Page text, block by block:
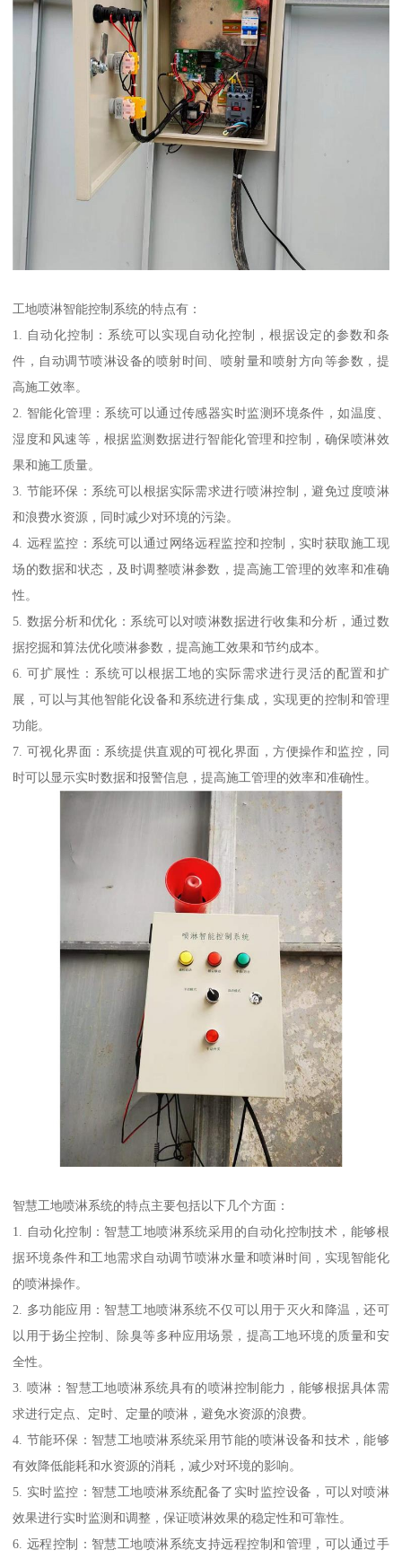
工地喷淋智能控制系统的特点有：
1. 自动化控制：系统可以实现自动化控制，根据设定的参数和条
件，自动调节喷淋设备的喷射时间、喷射量和喷射方向等参数，提
高施工效率。
2. 智能化管理：系统可以通过传感器实时监测环境条件，如温度、
湿度和风速等，根据监测数据进行智能化管理和控制，确保喷淋效
果和施工质量。
3. 节能环保：系统可以根据实际需求进行喷淋控制，避免过度喷淋
和浪费水资源，同时减少对环境的污染。
4. 远程监控：系统可以通过网络远程监控和控制，实时获取施工现
场的数据和状态，及时调整喷淋参数，提高施工管理的效率和准确
性。
5. 数据分析和优化：系统可以对喷淋数据进行收集和分析，通过数
据挖掘和算法优化喷淋参数，提高施工效果和节约成本。
6. 可扩展性：系统可以根据工地的实际需求进行灵活的配置和扩
展，可以与其他智能化设备和系统进行集成，实现更的控制和管理
功能。
7. 可视化界面：系统提供直观的可视化界面，方便操作和监控，同
时可以显示实时数据和报警信息，提高施工管理的效率和准确性。
智慧工地喷淋系统的特点主要包括以下几个方面：
1. 自动化控制：智慧工地喷淋系统采用的自动化控制技术，能够根
据环境条件和工地需求自动调节喷淋水量和喷淋时间，实现智能化
的喷淋操作。
2. 多功能应用：智慧工地喷淋系统不仅可以用于灭火和降温，还可
以用于扬尘控制、除臭等多种应用场景，提高工地环境的质量和安
全性。
3. 喷淋：智慧工地喷淋系统具有的喷淋控制能力，能够根据具体需
求进行定点、定时、定量的喷淋，避免水资源的浪费。
4. 节能环保：智慧工地喷淋系统采用节能的喷淋设备和技术，能够
有效降低能耗和水资源的消耗，减少对环境的影响。
5. 实时监控：智慧工地喷淋系统配备了实时监控设备，可以对喷淋
效果进行实时监测和调整，保证喷淋效果的稳定性和可靠性。
6. 远程控制：智慧工地喷淋系统支持远程控制和管理，可以通过手